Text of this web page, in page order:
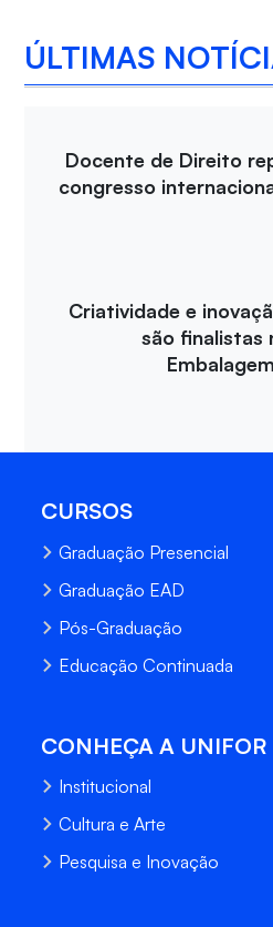
ÚLTIMAS
Docente de Direito
congresso
Criatividade e
são finalistas
CURSOS
Graduação Presencial
Graduação EAD
Pós-Graduação
Educação Continuada
CONHEÇA A UNIFOR
Institucional
Cultura e Arte
Pesquisa e Inovação